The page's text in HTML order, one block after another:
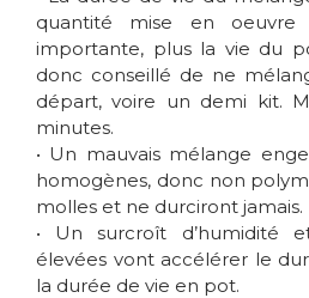
quantité mise en
importante, plus la vie du
donc conseillé de ne
départ, voire un demi kit.
minutes.
• Un mauvais mélange
homogènes, donc non
molles et ne durciront jamais.
• Un surcroît d’humidité
élevées vont accélérer le
la durée de vie en pot.